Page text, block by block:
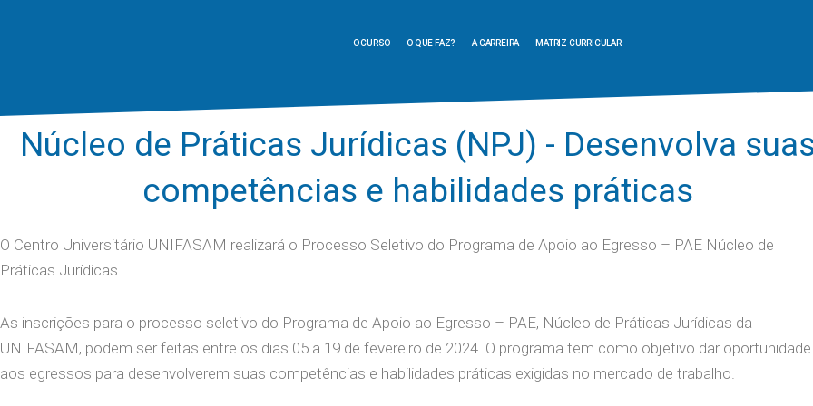
O CURSO O QUE FAZ? A CARREIRA MATRIZ CURRICULAR
Núcleo de Práticas Jurídicas (NPJ) - Desenvolva
competências e habilidades práticas
O Centro Universitário UNIFASAM realizará o Processo Seletivo do Programa de Apoio ao Egresso – PAE Núcleo de
Práticas Jurídicas.
As inscrições para o processo seletivo do Programa de Apoio ao Egresso – PAE, Núcleo de Práticas Jurídicas da
UNIFASAM, podem ser feitas entre os dias 05 a 19 de fevereiro de 2024. O programa tem como objetivo dar oportunidade
aos egressos para desenvolverem suas competências e habilidades práticas exigidas no mercado de trabalho.